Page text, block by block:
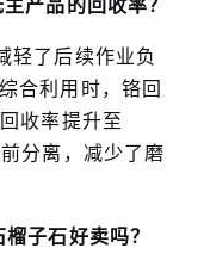
轻了后续作业负
合利用时，铬回
收率提升至
分离，减少了磨
子石好卖吗？